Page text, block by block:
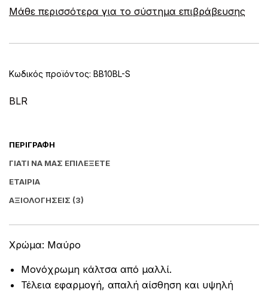
l
a
i
Μάθε περισσότερα για το σύστημα επιβράβευσης
Κωδικός προϊόντος: BB10BL-S
BLR
ΠΕΡΙΓΡΑΦΉ
ΓΙΑΤΊ ΝΑ ΜΑΣ ΕΠΙΛΈΞΕΤΕ
ΕΤΑΙΡΊΑ
ΑΞΙΟΛΟΓΉΣΕΙΣ (3)
Χρώμα: Μαύρο
Μονόχρωμη κάλτσα από μαλλί.
Τέλεια εφαρμογή, απαλή αίσθηση και υψηλή